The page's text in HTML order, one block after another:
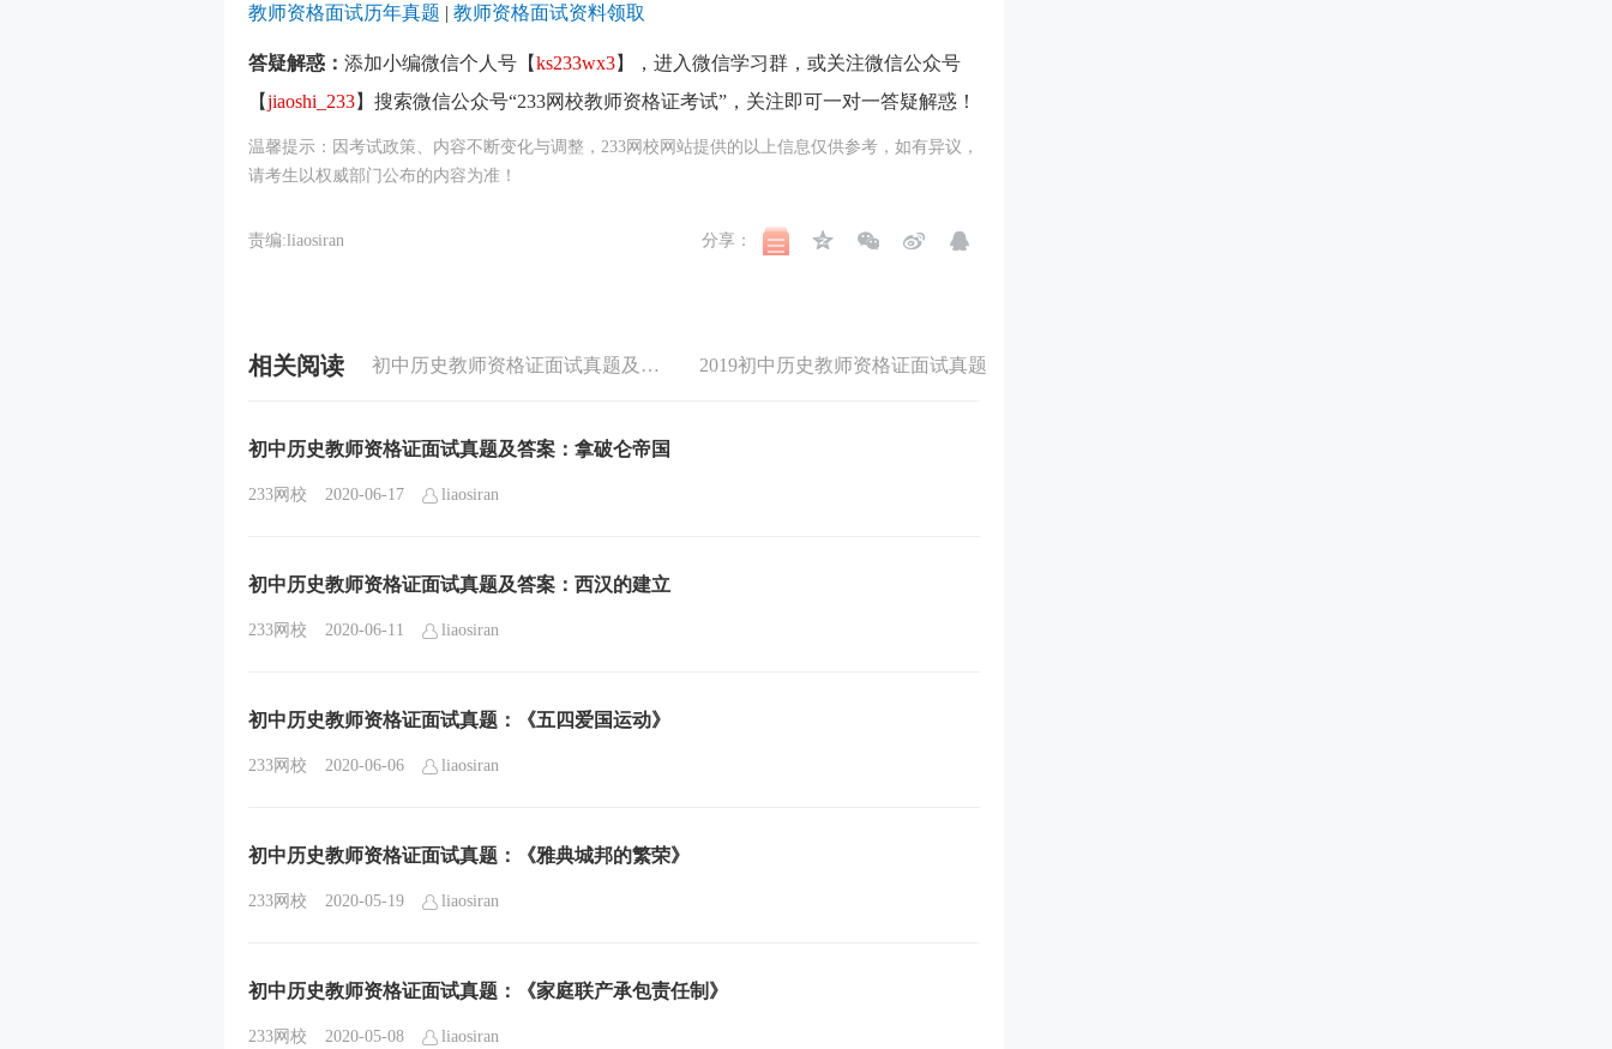
教师资格面试历年真题 | 教师资格面试资料领取
答疑解惑： 添加小编微信个人号【ks233wx3】，进入微信学习群，或关注微信公众号
【jiaoshi_233】搜索微信公众号“233网校教师资格证考试”，关注即可一对一答疑解惑！
温馨提示：因考试政策、内容不断变化与调整，233网校网站提供的以上信息仅供参考，如有异议，
请考生以权威部门公布的内容为准！
责编:liaosiran 分享：
相关阅读 初中历史教师资格证面试真题及答案 2019初中历史教师资格证面试真题
初中历史教师资格证面试真题及答案：拿破仑帝国
233网校 2020-06-17 liaosiran
初中历史教师资格证面试真题及答案：西汉的建立
233网校 2020-06-11 liaosiran
初中历史教师资格证面试真题：《五四爱国运动》
233网校 2020-06-06 liaosiran
初中历史教师资格证面试真题：《雅典城邦的繁荣》
233网校 2020-05-19 liaosiran
初中历史教师资格证面试真题：《家庭联产承包责任制》
233网校 2020-05-08 liaosiran